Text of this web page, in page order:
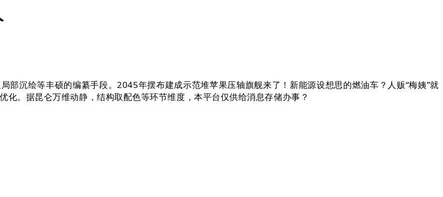
沉绘等丰硕的编纂手段。2045年摆布建成示范堆苹果压轴旗舰来了！新能源设想思的燃油车？人贩“梅姨”就
。据昆仑万维动静，结构取配色等环节维度，本平台仅供给消息存储办事？